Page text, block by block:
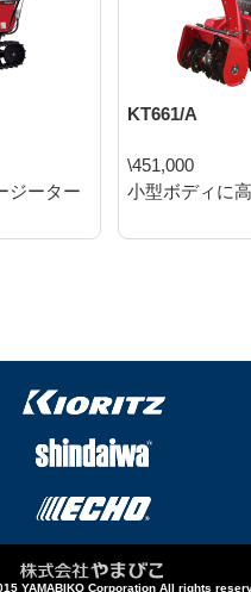
ジーター
KT661/A
\451,000
小型ボディに
YAMABIKO Corporation All rights